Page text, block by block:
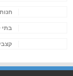
בתי